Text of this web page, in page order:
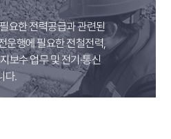
요한 전력공급과 관련된
운행에 필요한 전철전력,
보수 업무 및 전기·통신
다.